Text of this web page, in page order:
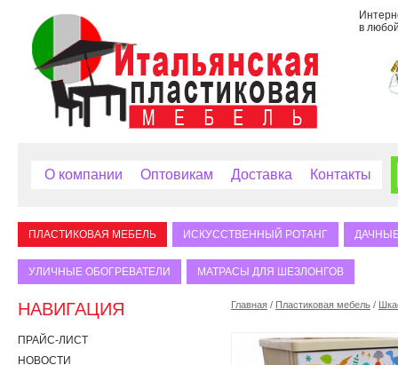
в
О компании Оптовикам Доставка Контакты
ПЛАСТИКОВАЯ МЕБЕЛЬ ИСКУССТВЕННЫЙ РОТАНГ
УЛИЧНЫЕ ОБОГРЕВАТЕЛИ МАТРАСЫ ДЛЯ ШЕЗЛОНГОВ
НАВИГАЦИЯ
ПРАЙС-ЛИСТ
НОВОСТИ
Главная / Пластиковая мебель /